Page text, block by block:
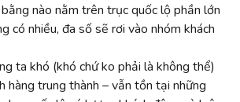
nào nằm trên trục quốc lộ phần lớn
có nhiều, đa số sẽ rơi vào nhóm khách
ta khó (khó chứ ko phải là không thể)
hàng trung thành – vẫn tồn tại những